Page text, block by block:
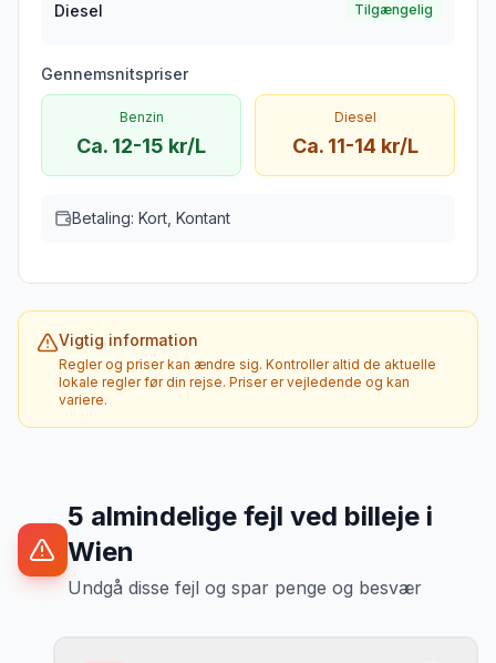
Diesel Tilgængelig
Gennemsnitspriser
Benzin
Ca. 12-15 kr/L
Diesel
Ca. 11-14 kr/L
Betaling: Kort, Kontant
Vigtig information
Regler og priser kan ændre sig. Kontroller altid de aktuelle
lokale regler før din rejse. Priser er vejledende og kan
variere.
5 almindelige fejl ved billeje i
Wien
Undgå disse fejl og spar penge og besvær